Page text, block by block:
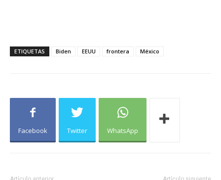
ETIQUETAS Biden EEUU frontera México
Facebook Twitter WhatsApp